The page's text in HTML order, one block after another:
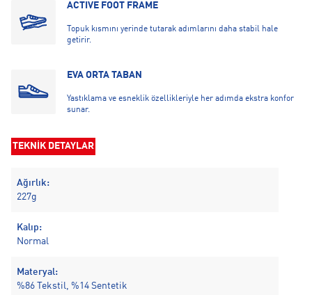
ACTIVE FOOT FRAME
Topuk kısmını yerinde tutarak adımlarını daha stabil hale
getirir.
EVA ORTA TABAN
Yastıklama ve esneklik özellikleriyle her adımda ekstra konfor
sunar.
TEKNİK DETAYLAR
Ağırlık:
227g
Kalıp:
Normal
Materyal:
%86 Tekstil, %14 Sentetik